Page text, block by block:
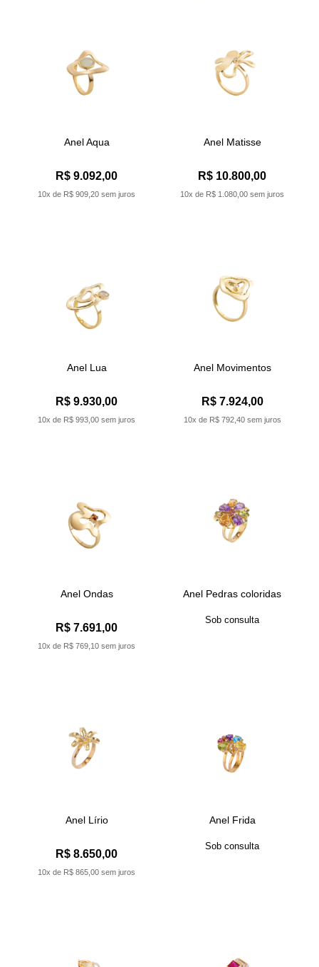
Anel Aqua
R$ 9.092,00
10x de R$ 909,20 sem juros
Anel Matisse
R$ 10.800,00
10x de R$ 1.080,00 sem juros
Anel Lua
R$ 9.930,00
10x de R$ 993,00 sem juros
Anel Movimentos
R$ 7.924,00
10x de R$ 792,40 sem juros
Anel Ondas
R$ 7.691,00
10x de R$ 769,10 sem juros
Anel Pedras coloridas
Sob consulta
Anel Lírio
R$ 8.650,00
10x de R$ 865,00 sem juros
Anel Frida
Sob consulta